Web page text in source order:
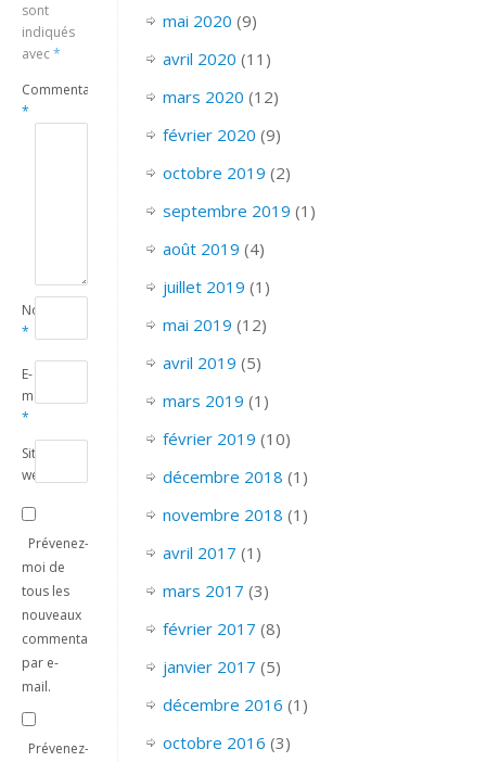
sont
indiqués
avec*
Commentaire
*
Nom
*
E-
mail
*
Site
web
Prévenez-
moi de
tous les
nouveaux
commentaires
par e-
mail.
Prévenez-
mai 2020 (9)
avril 2020 (11)
mars 2020 (12)
février 2020 (9)
octobre 2019 (2)
septembre 2019 (1)
août 2019 (4)
juillet 2019 (1)
mai 2019 (12)
avril 2019 (5)
mars 2019 (1)
février 2019 (10)
décembre 2018 (1)
novembre 2018 (1)
avril 2017 (1)
mars 2017 (3)
février 2017 (8)
janvier 2017 (5)
décembre 2016 (1)
octobre 2016 (3)